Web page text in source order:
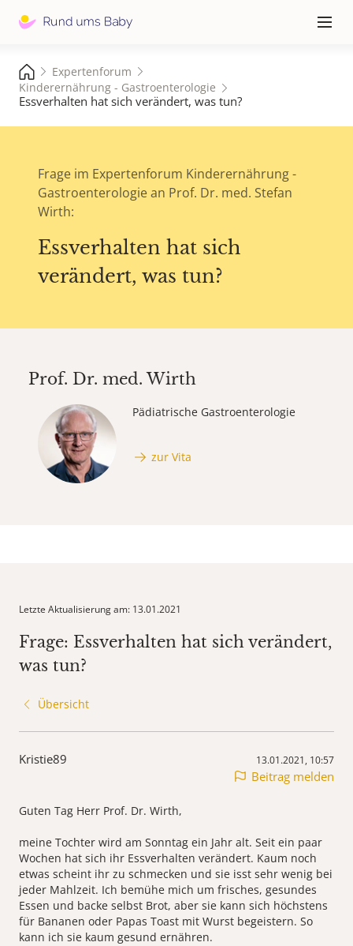
≡
Expertenforum
Kinderernährung - Gastroenterologie
Essverhalten hat sich verändert, was tun?
Frage im Expertenforum Kinderernährung -
Gastroenterologie an Prof. Dr. med. Stefan
Wirth:
Essverhalten hat sich
verändert, was tun?
Prof. Dr. med.Wirth
Pädiatrische Gastroenterologie
zur Vita
Letzte Aktualisierung am: 13.01.2021
Frage: Essverhalten hat sich verändert,
was tun?
Übersicht
Kristie89 13.01.2021, 10:57
Beitrag melden
Guten Tag Herr Prof. Dr. Wirth,
meine Tochter wird am Sonntag ein Jahr alt. Seit ein paar
Wochen hat sich ihr Essverhalten verändert. Kaum noch
etwas scheint ihr zu schmecken und sie isst sehr wenig bei
jeder Mahlzeit. Ich bemühe mich um frisches, gesundes
Essen und backe selbst Brot, aber sie kann sich höchstens
für Bananen oder Papas Toast mit Wurst begeistern. So
kann ich sie kaum gesund ernähren.